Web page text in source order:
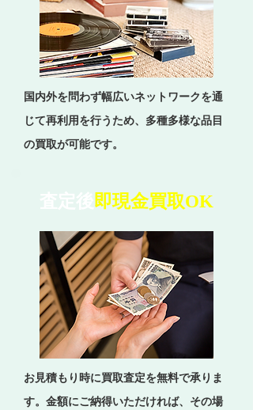
国内外を問わず幅広いネットワークを通
じて再利用を行うため、多種多様な品目
の買取が可能です。
即現金買取OK
お見積もり時に買取査定を無料で承りま
す。金額にご納得いただければ、その場